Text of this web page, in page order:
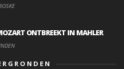
ONTBREEKT IN MAHLER